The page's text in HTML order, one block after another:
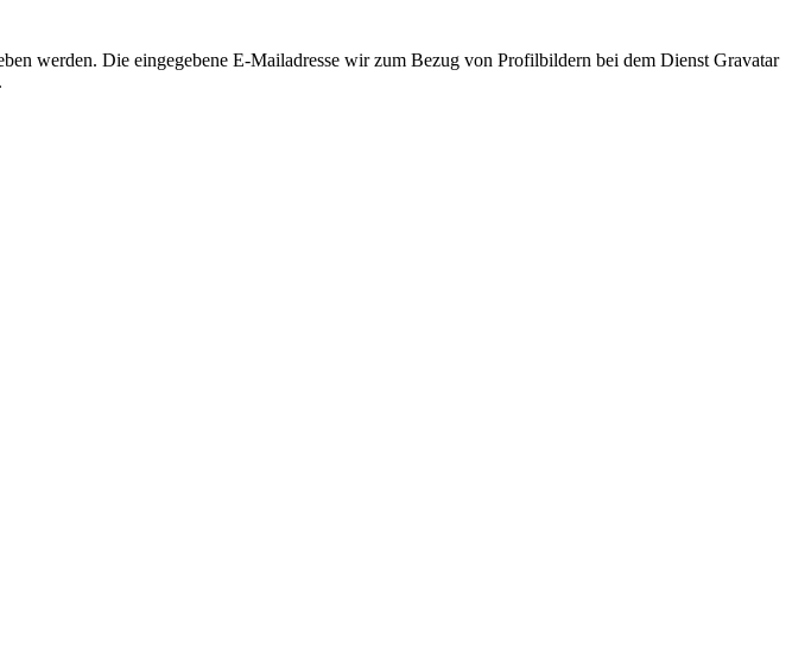
werden. Die eingegebene E-Mailadresse wir zum Bezug von Profilbildern bei dem Dienst Gravatar
.